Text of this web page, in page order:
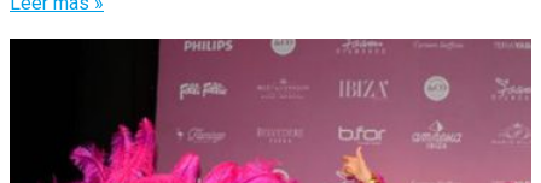
‘Dolor
nuestro